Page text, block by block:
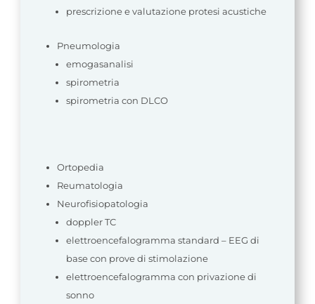
prescrizione e valutazione protesi acustiche
Pneumologia
emogasanalisi
spirometria
spirometria con DLCO
Ortopedia
Reumatologia
Neurofisiopatologia
doppler TC
elettroencefalogramma standard – EEG di
base con prove di stimolazione
elettroencefalogramma con privazione di
sonno